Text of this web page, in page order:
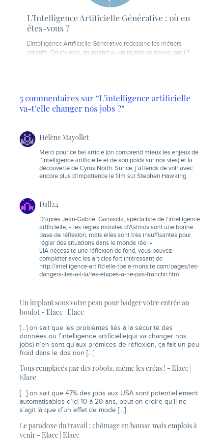
L’Intelligence Artificielle Générative : où en
êtes-vous ?
L’Intelligence Artificielle Générative redessine les métiers
créatifs. On s'y met, on attend ou on rejette ce nouvel outil ?
5 commentaires sur “L’intelligence artificielle
va-t’elle changer nos jobs ?”
Hélène Mayollet
Merci pour ce bel article (on comprend mieux les enjeux de
l’intelligence artificielle et de son poids sur nos vies) et la
découverte de Cyrus North. Sur ce, j’attends de voir avec
encore plus d’impatience le film sur Stephen Hawking.
Dall24
D’après Jean-Gabriel Ganascia, spécialiste de l’intelligence
artificielle, « les règles morales d’Asimov sont une bonne
base de réflexion, mais elles sont très insuffisantes pour
régler des situations dans le monde réel ».
L’IA nécessite une réflexion de fond, vous pouvez
compléter avec les articles fort intéressant de
http://intelligence-artificielle-tpe.e-monsite.com/pages/les-
dangers-lies-a-l-ia/les-etapes-a-ne-pas-franchir.html
Un implant sous votre peau pour badger votre entrée au
boulot - Elaee | Elaee
[…] on sait que les problèmes liés à la sécurité des
données ou l’intelligence artificielle(qui va changer nos
jobs) n’en sont qu’aux prémices de réflexion, ça fait un peu
froid dans le dos non […]
Tous remplacés par des robots, même les créas ! - Elaee |
Elaee
[…] on sait que 47% des jobs aux USA sont potentiellement
automatisables d’ici 10 à 20 ans, peut-on croire qu’il ne
s’agit là que d’un effet de mode […]
Le paradoxe du travail : chômage en hausse mais emplois à
venir - Elaee | Elaee